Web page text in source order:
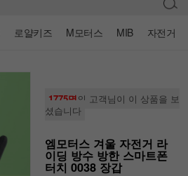
로얄키즈 M모터스 MIB 자전거
1775명의 고객님이 이 상품을 보
셨습니다
엠모터스 겨울 자전거 라
이딩 방수 방한 스마트폰
터치 0038 장갑